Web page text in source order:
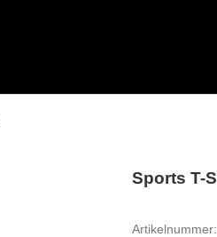
Sports T-